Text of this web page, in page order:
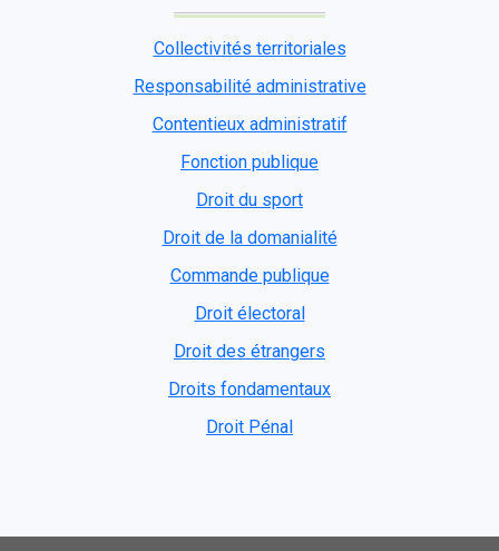
Collectivités territoriales
Responsabilité administrative
Contentieux administratif
Fonction publique
Droit du sport
Droit de la domanialité
Commande publique
Droit électoral
Droit des étrangers
Droits fondamentaux
Droit Pénal